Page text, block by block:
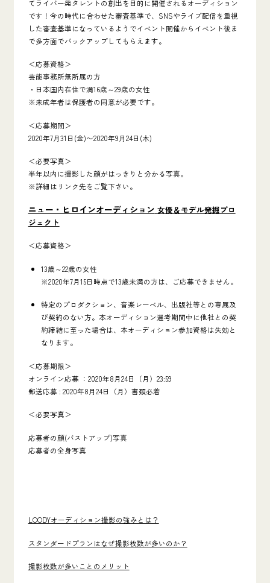
てライバー発タレントの創出を目的に開催されるオーディション
です！今の時代に合わせた審査基準で、SNSやライブ配信を重視
した審査基準になっているようでイベント開催からイベント後ま
で多方面でバックアップしてもらえます。
＜応募資格＞
芸能事務所無所属の方
・日本国内在住で満16歳～29歳の女性
※未成年者は保護者の同意が必要です。
＜応募期間＞
2020年7月31日(金)〜2020年9月24日(木)
＜必要写真＞
半年以内に撮影した顔がはっきりと分かる写真。
※詳細はリンク先をご覧下さい。
ニュー・ヒロインオーディション 女優＆モデル発掘プロ
ジェクト
＜応募資格＞
13歳～22歳の女性
※2020年7月15日時点で13歳未満の方は、ご応募できません。
特定のプロダクション、音楽レーベル、出版社等との専属及
び契約のない方。本オーディション選考期間中に他社との契
約締結に至った場合は、本オーディション参加資格は失効と
なります。
＜応募期限＞
オンライン応募 ：2020年8月24日（月）23:59
郵送応募 : 2020年8月24日（月）書類必着
＜必要写真＞
応募者の顔(バストアップ)写真
応募者の全身写真
LOODYオーディション撮影の強みとは？
スタンダードプランはなぜ撮影枚数が多いのか？
撮影枚数が多いことのメリット